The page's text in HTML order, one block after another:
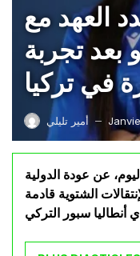
العهد مع
بعد تجربة
في تركيا
أمير تليلي —
عن عودة الدولية
الشتوية قادمة